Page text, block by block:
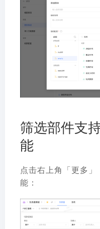
筛选部件支
能
点击右上角「更多
能：